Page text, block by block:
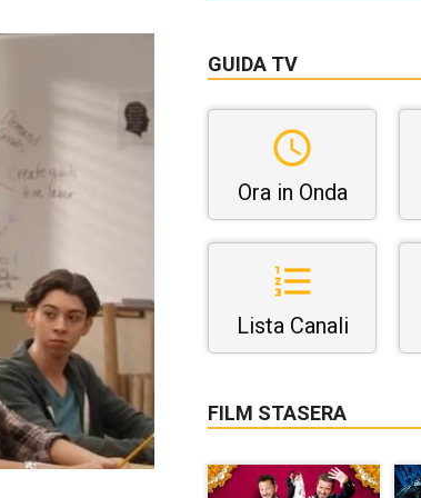
GUIDA TV
Ora in Onda
Lista Canali
FILM STASERA